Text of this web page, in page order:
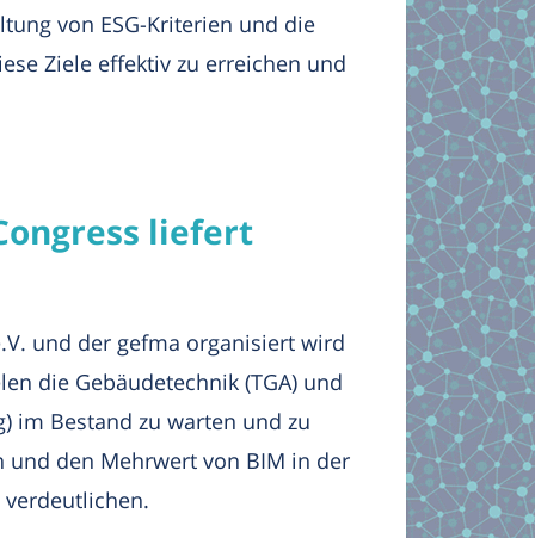
von ESG-Kriterien und die
Ziele effektiv zu erreichen und
liefert
und der gefma organisiert wird
die Gebäudetechnik (TGA) und
im Bestand zu warten und zu
und den Mehrwert von BIM in der